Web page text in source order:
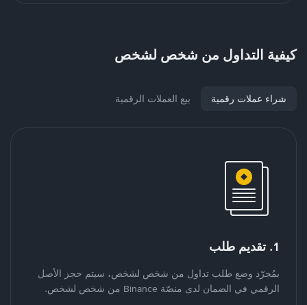
كيفية التداول من شخص لشخص
شراء عملات رقمية بيع العملات الرقمية
1. تقديم طلب
بمُجرّد وضع طلب تداول من شخص لشخص، سيتم حجز الأصل
الرقمي في الضمان لدى منصّة Binance من شخص لشخص.